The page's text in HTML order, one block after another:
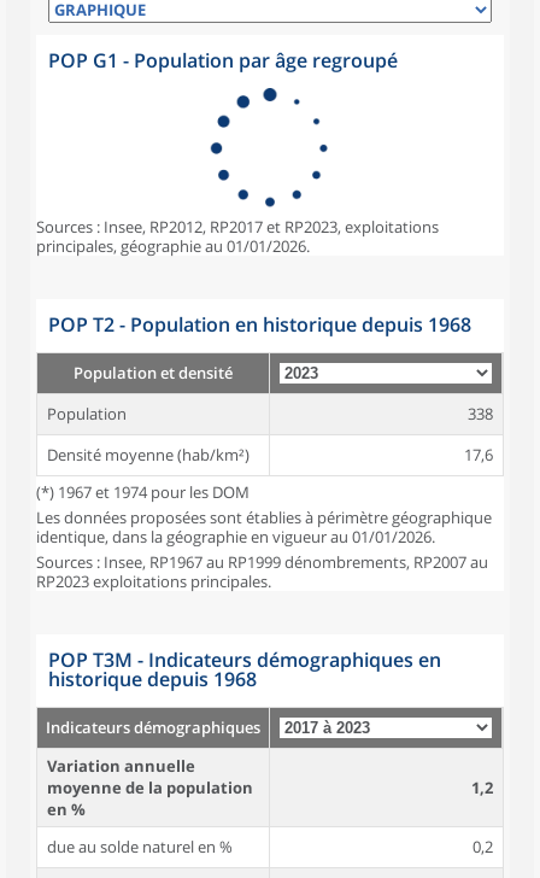
POP G1 - Population par âge regroupé
Sources : Insee, RP2012, RP2017 et RP2023, exploitations
principales, géographie au 01/01/2026.
POP T2 - Population en historique depuis 1968
Population et densité
Population
338
Densité moyenne (hab/km²)
17,6
(*) 1967 et 1974 pour les DOM
Les données proposées sont établies à périmètre géographique
identique, dans la géographie en vigueur au 01/01/2026.
Sources : Insee, RP1967 au RP1999 dénombrements, RP2007 au
RP2023 exploitations principales.
POP T3M - Indicateurs démographiques en
historique depuis 1968
Indicateurs démographiques
Variation annuelle
moyenne de la population
en %
1,2
due au solde naturel en %
0,2